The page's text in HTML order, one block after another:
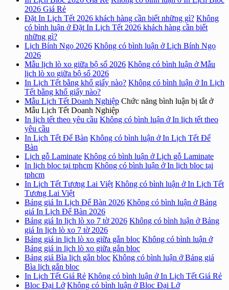
2026 Giá Rẻ
Đặt In Lịch Tết 2026 khách hàng cần biết những gì? Không
có bình luận ở Đặt In Lịch Tết 2026 khách hàng cần biết
những gì?
Lịch Bính Ngọ 2026 Không có bình luận ở Lịch Bính Ngọ
2026
Mẫu lịch lò xo giữa bộ số 2026 Không có bình luận ở Mẫu
lịch lò xo giữa bộ số 2026
In Lịch Tết bằng khổ giấy nào? Không có bình luận ở In Lịch
Tết bằng khổ giấy nào?
Mẫu Lịch Tết Doanh Nghiệp Chức năng bình luận bị tắt ở
Mẫu Lịch Tết Doanh Nghiệp
In lịch tết theo yêu cầu Không có bình luận ở In lịch tết theo
yêu cầu
In Lịch Tết Để Bàn Không có bình luận ở In Lịch Tết Để
Bàn
Lịch gỗ Laminate Không có bình luận ở Lịch gỗ Laminate
In lịch bloc tại tphcm Không có bình luận ở In lịch bloc tại
tphcm
In Lịch Tết Tương Lai Việt Không có bình luận ở In Lịch Tết
Tương Lai Việt
Bảng giá In Lịch Để Bàn 2026 Không có bình luận ở Bảng
giá In Lịch Để Bàn 2026
Bảng giá In lịch lò xo 7 tờ 2026 Không có bình luận ở Bảng
giá In lịch lò xo 7 tờ 2026
Bảng giá in lịch lò xo giữa gắn bloc Không có bình luận ở
Bảng giá in lịch lò xo giữa gắn bloc
Bảng giá Bìa lịch gắn bloc Không có bình luận ở Bảng giá
Bìa lịch gắn bloc
In Lịch Tết Giá Rẻ Không có bình luận ở In Lịch Tết Giá Rẻ
Bloc Đại Lở Không có bình luận ở Bloc Đại Lở